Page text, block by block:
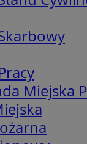
Miejska